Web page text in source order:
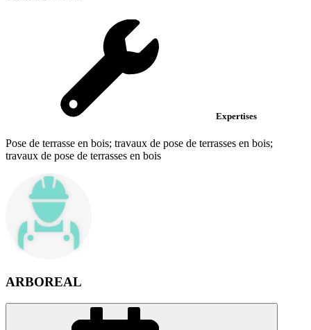
Expertises
Pose de terrasse en bois; travaux de pose de terrasses en bois;
travaux de pose de terrasses en bois
ARBOREAL